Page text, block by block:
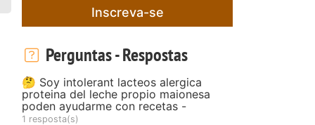
Inscreva-se
Perguntas - Respostas
🤔 Soy intolerant lacteos alergica
proteina del leche propio maionesa
poden ayudarme con recetas -
1 resposta(s)